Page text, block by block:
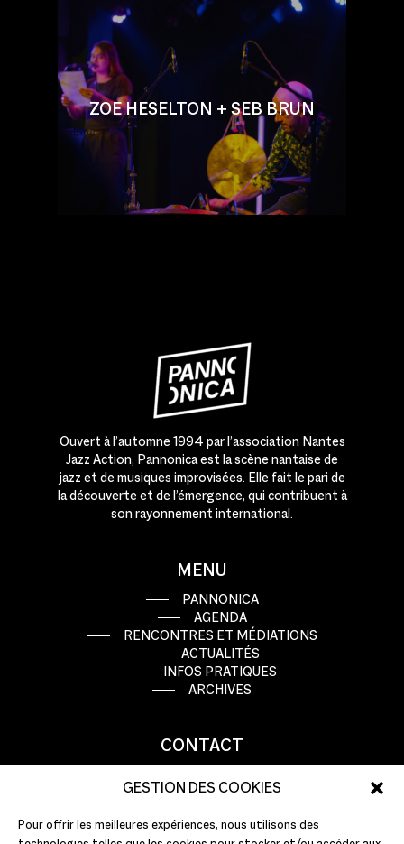
GESTION DES COOKIES
Pour offrir les meilleures expériences, nous utilisons des
ZOE HESELTON + SEB BRUN
Ouvert à l’automne 1994 par l’association Nantes
Jazz Action, Pannonica est la scène nantaise de
jazz et de musiques improvisées. Elle fait le pari de
la découverte et de l’émergence, qui contribuent à
son rayonnement international.
MENU
PANNONICA
AGENDA
RENCONTRES ET MÉDIATIONS
ACTUALITÉS
INFOS PRATIQUES
ARCHIVES
CONTACT
44000 Nantes
T : +33 (0)2 51 72 10 10